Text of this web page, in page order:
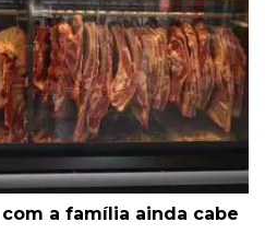
a família ainda cabe